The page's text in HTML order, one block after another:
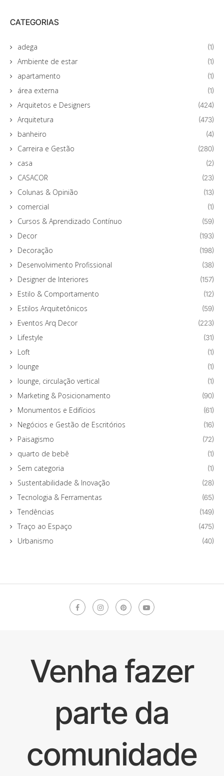
CATEGORIAS
adega (1)
Ambiente de estar (1)
apartamento (1)
área externa (1)
Arquitetos e Designers (424)
Arquitetura (473)
banheiro (4)
Carreira e Gestão (280)
casa (2)
CASACOR (23)
Colunas & Opinião (13)
comercial (1)
Cursos & Aprendizado Contínuo (59)
Decor (193)
Decoração (198)
Desenvolvimento Profissional (38)
Designer de Interiores (157)
Estilo & Comportamento (12)
Estilos Arquitetônicos (59)
Eventos Arq Decor (223)
Lifestyle (31)
Loft (1)
lounge (1)
lounge, circulação vertical (1)
Marketing & Posicionamento (90)
Monumentos e Edifícios (61)
Negócios e Gestão de Escritórios (16)
Paisagismo (72)
quarto de bebê (1)
Sem categoria (1)
Sustentabilidade & Inovação (28)
Tecnologia & Ferramentas (65)
Tendências (149)
Traço ao Espaço (475)
Urbanismo (40)
Venha fazer
parte da
comunidade